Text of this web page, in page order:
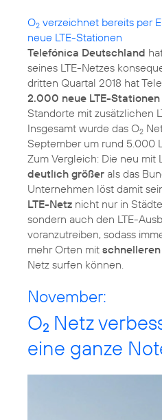
O2 verzeichnet bereits per
neue LTE-Stationen
Telefónica Deutschland
seines LTE-Netzes
dritten Quartal 2018 hat
2.000 neue LTE-Stationen
Standorte mit zusätzlichen
Insgesamt wurde das O2
September um rund 5.000
Zum Vergleich: Die neu mit
deutlich größer als das
Unternehmen löst damit
LTE-Netz nicht nur in
sondern auch den LTE-
voranzutreiben, sodass
mehr Orten mit
Netz surfen können.
November:
O2 Netz
eine ganze